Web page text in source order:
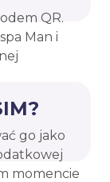
QR.
Man i
go jako
momencie